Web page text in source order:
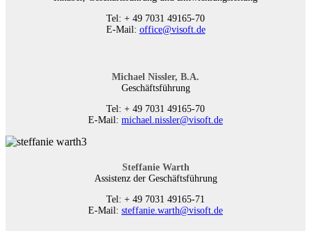
Tel: + 49 7031 49165-70
E-Mail: office@visoft.de
Michael Nissler, B.A.
Geschäftsführung
Tel: + 49 7031 49165-70
E-Mail: michael.nissler@visoft.de
Steffanie Warth
Assistenz der Geschäftsführung
Tel: + 49 7031 49165-71
E-Mail: steffanie.warth@visoft.de